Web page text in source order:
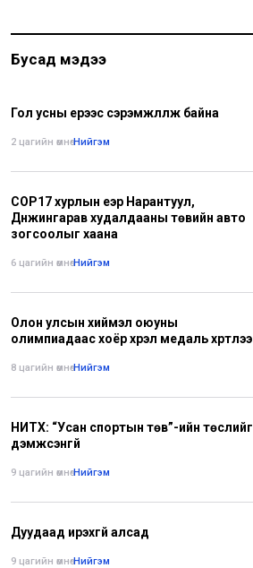
Бусад мэдээ
Гол усны үерээс сэрэмжлүүлж байна
2 цагийн өмнө•Нийгэм
COP17 хурлын үеэр Нарантуул,
Дүнжингарав худалдааны төвийн авто
зогсоолыг хаана
6 цагийн өмнө•Нийгэм
Олон улсын хиймэл оюуны
олимпиадаас хоёр хүрэл медаль хүртлээ
8 цагийн өмнө•Нийгэм
НИТХ: “Усан спортын төв”-ийн төслийг
дэмжсэнгүй
9 цагийн өмнө•Нийгэм
Дуудаад ирэхгүй алсад
9 цагийн өмнө•Нийгэм